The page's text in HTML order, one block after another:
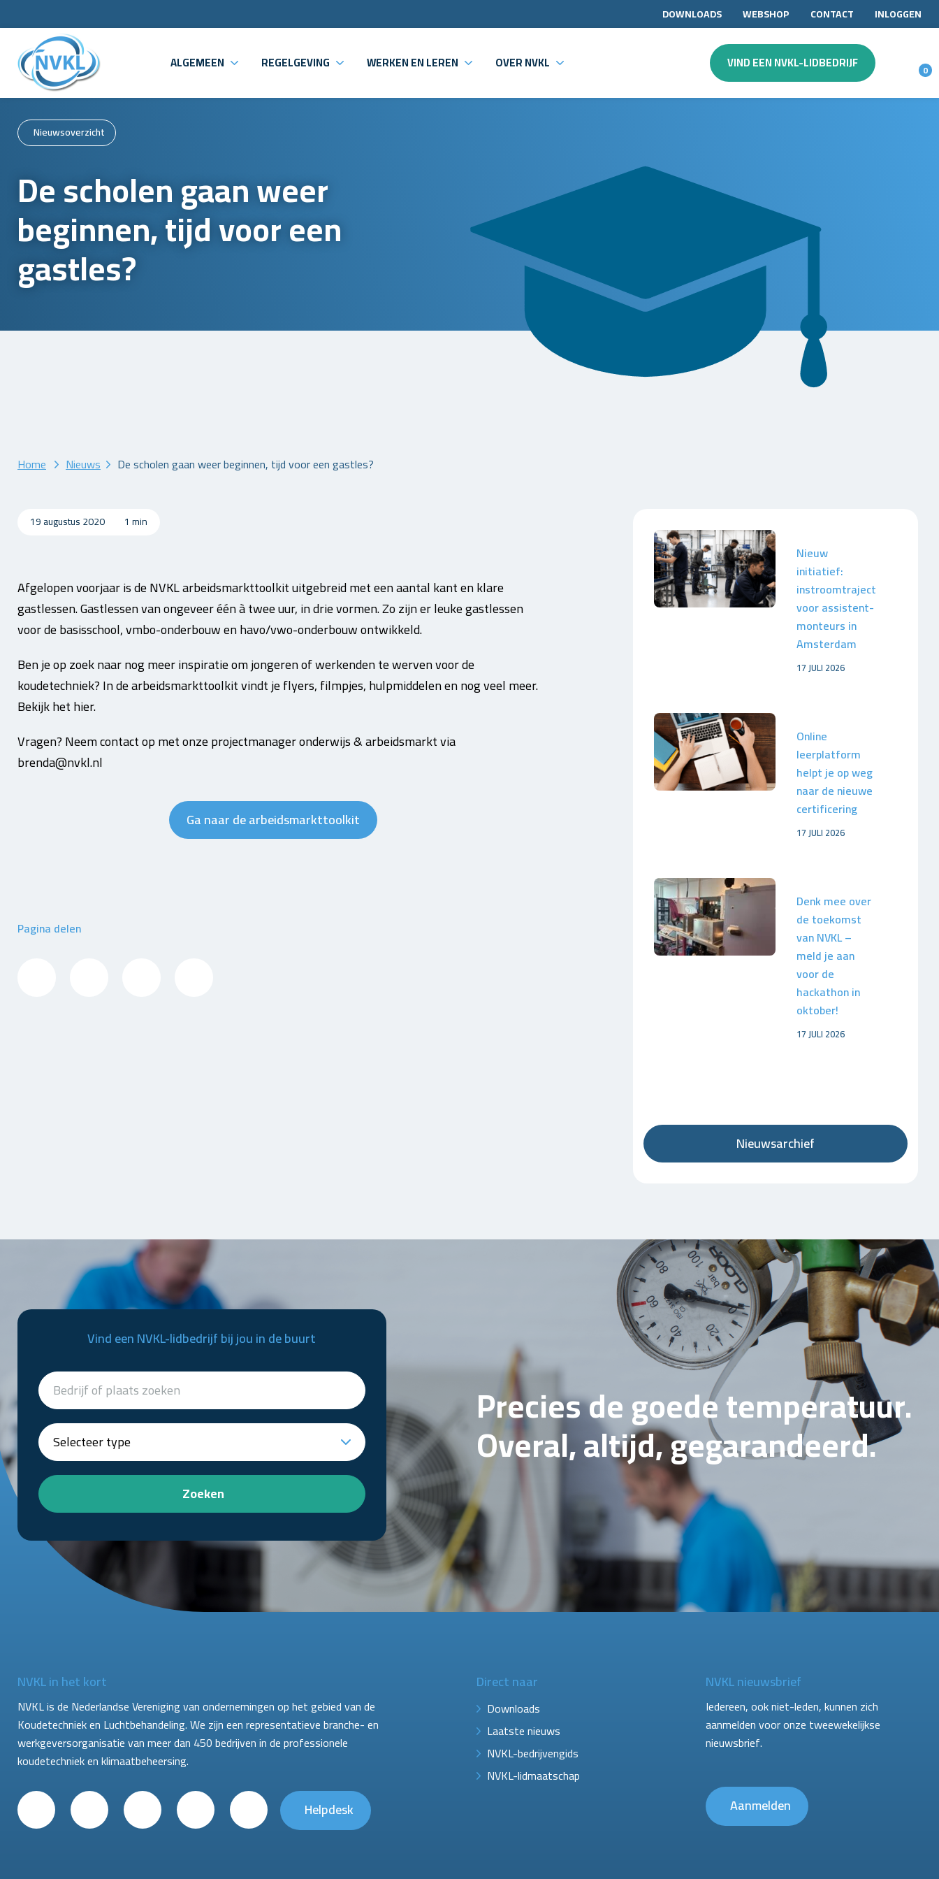
DOWNLOADS WEBSHOP CONTACT INLOGGEN
ALGEMEEN REGELGEVING WERKEN EN LEREN OVER NVKL VIND EEN NVKL-LIDBEDRIJF 0
Nieuwsoverzicht
De scholen gaan weer
beginnen, tijd voor een
gastles?
Home Nieuws De scholen gaan weer beginnen, tijd voor een gastles?
19 augustus 2020 1 min
Afgelopen voorjaar is de NVKL arbeidsmarkttoolkit uitgebreid met een aantal kant en klare
gastlessen. Gastlessen van ongeveer één à twee uur, in drie vormen. Zo zijn er leuke gastlessen
voor de basisschool, vmbo-onderbouw en havo/vwo-onderbouw ontwikkeld.
Ben je op zoek naar nog meer inspiratie om jongeren of werkenden te werven voor de
koudetechniek? In de arbeidsmarkttoolkit vindt je flyers, filmpjes, hulpmiddelen en nog veel meer.
Bekijk het hier.
Vragen? Neem contact op met onze projectmanager onderwijs & arbeidsmarkt via
brenda@nvkl.nl
Ga naar de arbeidsmarkttoolkit
Pagina delen
Nieuw
initiatief:
instroomtraject
voor assistent-
monteurs in
Amsterdam
17 JULI 2026
Online
leerplatform
helpt je op weg
naar de nieuwe
certificering
17 JULI 2026
Denk mee over
de toekomst
van NVKL –
meld je aan
voor de
hackathon in
oktober!
17 JULI 2026
Nieuwsarchief
Vind een NVKL-lidbedrijf bij jou in de buurt
Zoeken
Precies de goede temperatuur.
Overal, altijd, gegarandeerd.
NVKL in het kort
NVKL is de Nederlandse Vereniging van ondernemingen op het gebied van de
Koudetechniek en Luchtbehandeling. We zijn een representatieve branche- en
werkgeversorganisatie van meer dan 450 bedrijven in de professionele
koudetechniek en klimaatbeheersing.
Helpdesk
Direct naar
Downloads
Laatste nieuws
NVKL-bedrijvengids
NVKL-lidmaatschap
NVKL nieuwsbrief
Iedereen, ook niet-leden, kunnen zich
aanmelden voor onze tweewekelijkse
nieuwsbrief.
Aanmelden